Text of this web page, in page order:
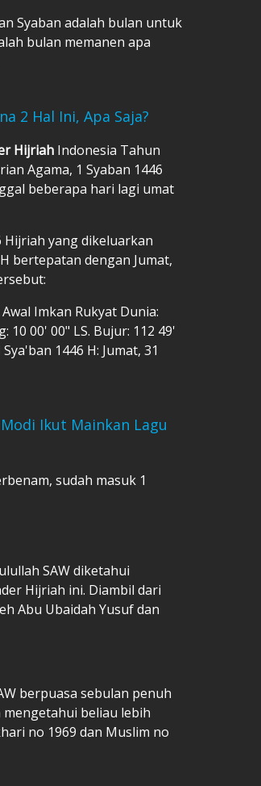
Syaban adalah bulan untuk
bulan memanen apa
2 Hal Ini, Apa Saja?
Hijriah Indonesia Tahun
Agama, 1 Syaban 1446
beberapa hari lagi umat
Hijriah yang dikeluarkan
bertepatan dengan Jumat,
Imkan Rukyat Dunia:
10 00' 00" LS. Bujur: 112 49'
1446 H: Jumat, 31
Ikut Mainkan Lagu
sudah masuk 1
SAW diketahui
Hijriah ini. Diambil dari
Abu Ubaidah Yusuf dan
berpuasa sebulan penuh
mengetahui beliau lebih
no 1969 dan Muslim no